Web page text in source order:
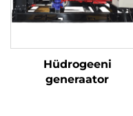
Hüdrogeeni
generaator